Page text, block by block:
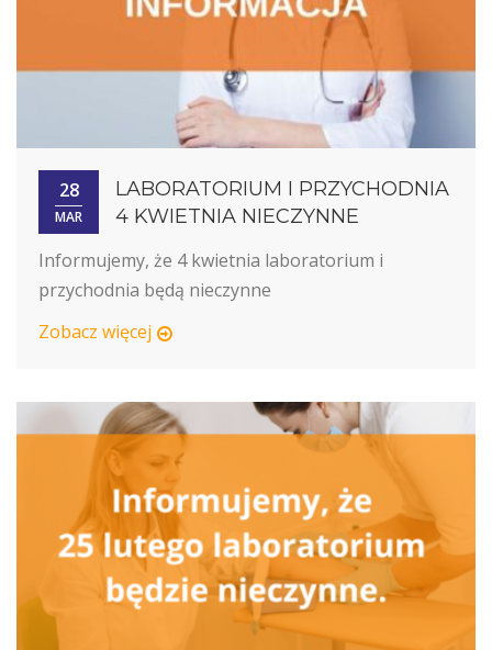
28
MAR
LABORATORIUM I PRZYCHODNIA
4 KWIETNIA NIECZYNNE
Informujemy, że 4 kwietnia laboratorium i
przychodnia będą nieczynne
Zobacz więcej